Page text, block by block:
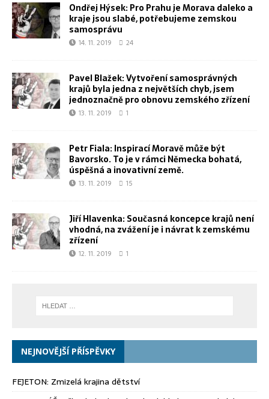
Ondřej Hýsek: Pro Prahu je Morava daleko a
kraje jsou slabé, potřebujeme zemskou
samosprávu
14. 11. 2019 24
Pavel Blažek: Vytvoření samosprávných
krajů byla jedna z největších chyb, jsem
jednoznačně pro obnovu zemského zřízení
13. 11. 2019 1
Petr Fiala: Inspirací Moravě může být
Bavorsko. To je v rámci Německa bohatá,
úspěšná a inovativní země.
13. 11. 2019 15
Jiří Hlavenka: Současná koncepce krajů není
vhodná, na zvážení je i návrat k zemskému
zřízení
12. 11. 2019 1
NEJNOVĚJŠÍ PŘÍSPĚVKY
FEJETON: Zmizelá krajina dětství